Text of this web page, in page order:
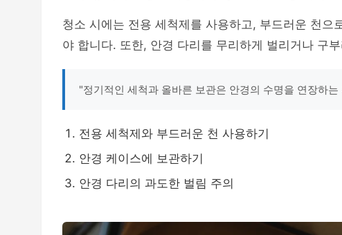
청소 시에는 전용 세척제를 사용하고, 부드러운 천으
야 합니다. 또한, 안경 다리를 무리하게 벌리거나 구
"정기적인 세척과 올바른 보관은 안경의 수명을 연장하
전용 세척제와 부드러운 천 사용하기
안경 케이스에 보관하기
안경 다리의 과도한 벌림 주의